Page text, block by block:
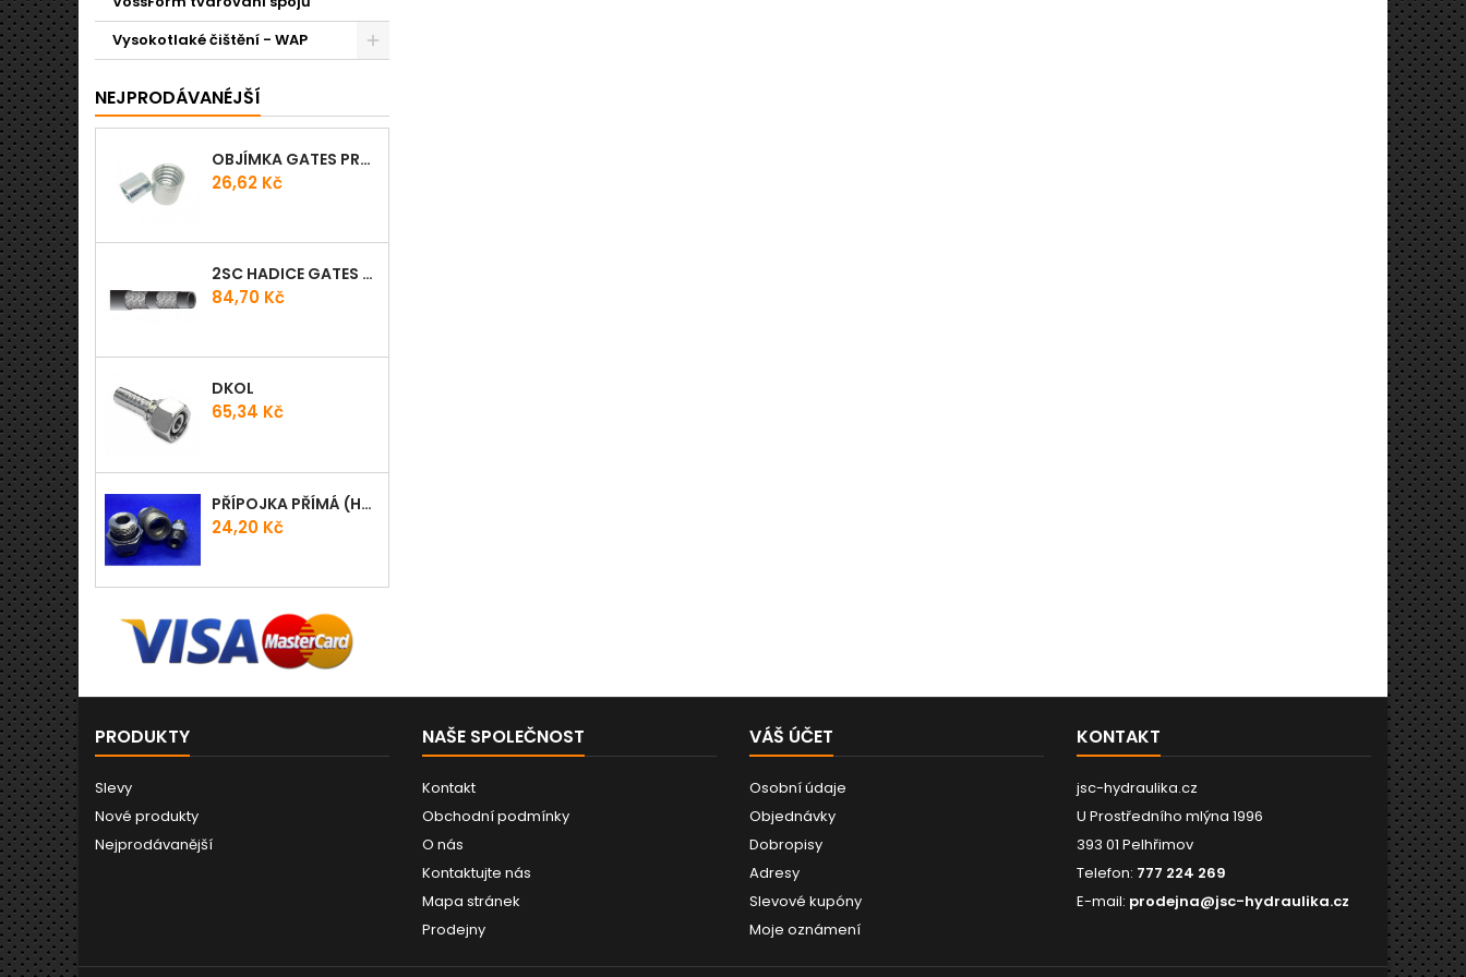
Vysokotlaké čištění - WAP
NEJPRODÁVANÉJŠÍ
OBJÍMKA GATES PRO-V
Cena
26,62 Kč
2SC HADICE GATES PROV
Cena
84,70 Kč
DKOL
Cena
65,34 Kč
PŘÍPOJKA PŘÍMÁ (HRDLO) GES - WD
Cena
24,20 Kč
PRODUKTY
Slevy
Nové produkty
Nejprodávanější
NAŠE SPOLEČNOST
Kontakt
Obchodní podmínky
O nás
Kontaktujte nás
Mapa stránek
Prodejny
VÁŠ ÚČET
Osobní údaje
Objednávky
Dobropisy
Adresy
Slevové kupóny
Moje oznámení
KONTAKT
jsc-hydraulika.cz
U Prostředního mlýna 1996
393 01 Pelhřimov
Telefon: 777 224 269
E-mail: prodejna@jsc-hydraulika.cz